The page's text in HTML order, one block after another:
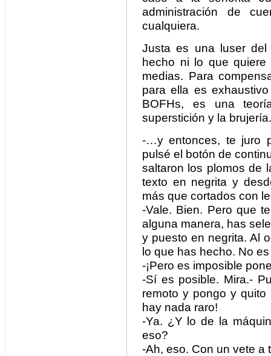
administración de
cualquiera.
Justa es una luser
hecho ni lo que
medias. Para
para ella es
BOFHs, es una
superstición y la brujería.
-…y entonces, te juro
pulsé el botón de
saltaron los plomos de
texto en negrita y
más que cortados con
-Vale. Bien. Pero que
alguna manera, has
y puesto en negrita. Al
lo que has hecho. No
-¡Pero es imposible
-Sí es posible. Mira.-
remoto y pongo y quito
hay nada raro!
-Ya. ¿Y lo de la
eso?
-Ah, eso. Con un vete a